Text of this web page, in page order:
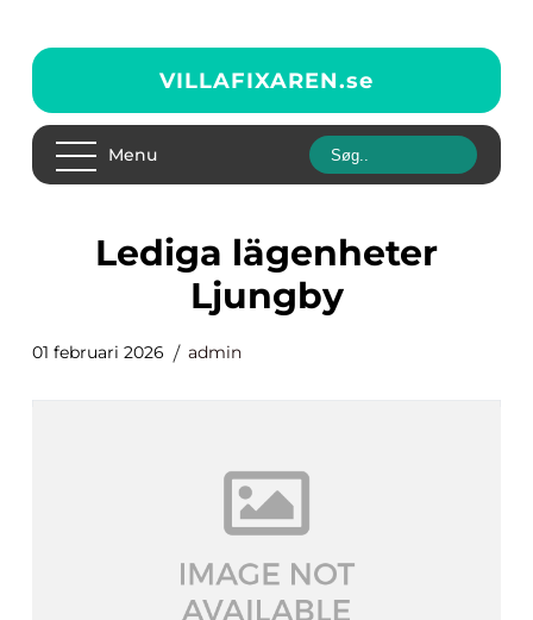
VILLAFIXAREN.se
Menu
Lediga lägenheter
Ljungby
01 februari 2026 admin